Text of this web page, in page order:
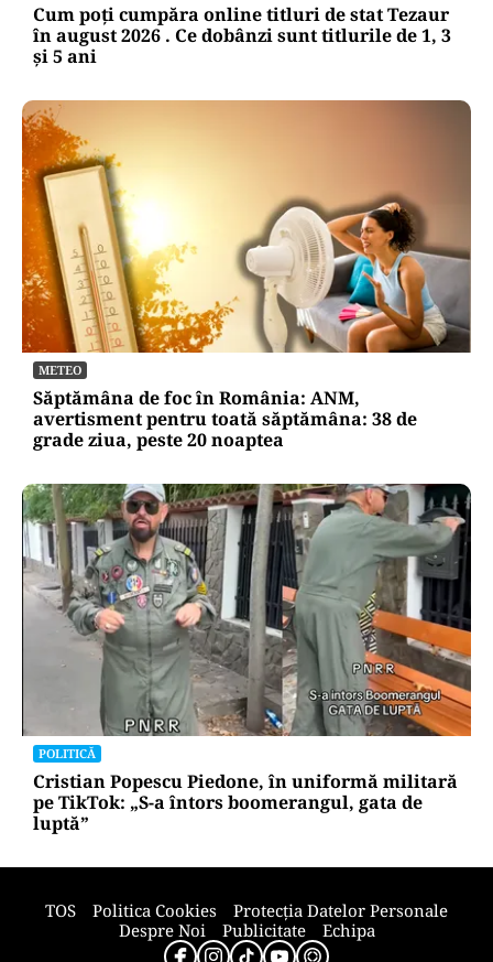
Cum poți cumpăra online titluri de stat Tezaur
în august 2026 . Ce dobânzi sunt titlurile de 1, 3
și 5 ani
METEO
Săptămâna de foc în România: ANM,
avertisment pentru toată săptămâna: 38 de
grade ziua, peste 20 noaptea
POLITICĂ
Cristian Popescu Piedone, în uniformă militară
pe TikTok: „S-a întors boomerangul, gata de
luptă”
TOS Politica Cookies
Protecția Datelor Personale
Despre Noi
Publicitate Echipa